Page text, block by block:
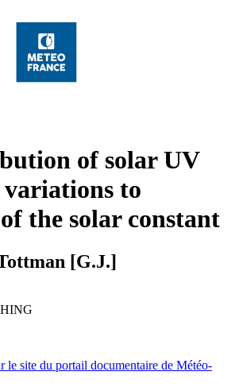
of solar UV
to
the solar constant
[G.J.]
le site du portail documentaire de Météo-